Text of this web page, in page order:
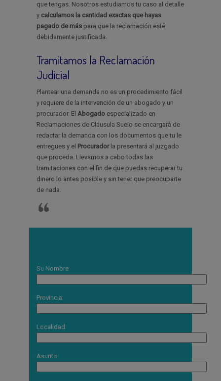
que tengas. Nosotros estudiamos tu caso al detalle
y calculamos la cantidad exactas que hayas
pagado de más para que la reclamación esté
debidamente justificada.
Tramitamos la Reclamación
Judicial
Plantear una demanda no es un procedimiento fácil
y requiere de la intervención de un abogado y un
procurador. El Abogado especializado en
Reclamaciones de Cláusula Suelo se encargará de
redactar la demanda con los documentos que tu le
entregues y el Procuradorla presentará al juzgado
que proceda. Llevamos a cabo todas las
tramitaciones con el fin de que puedas recuperar tu
dinero lo antes posible y sin tener que preocuparte
de nada.
Su Nombre
Provincia:
Localidad:
Asunto: